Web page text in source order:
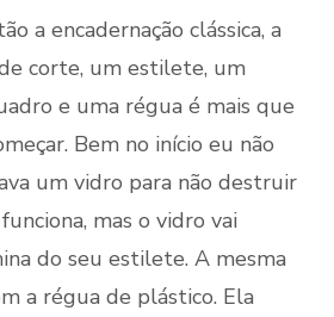
a encadernação clássica, a
corte, um estilete, um
e uma régua é mais que
Bem no início eu não
um vidro para não destruir
mas o vidro vai
do seu estilete. A mesma
a régua de plástico. Ela